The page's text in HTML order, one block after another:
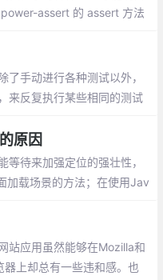
assert 的 assert 方法
以很容易。
手动进行各种测试以外，
来反复执行某些相同的测试
原因
待来加强定位的强壮性，
加载场景的方法；在使用Jav
站应用虽然能够在Mozilla和
上却总有一些违和感。也